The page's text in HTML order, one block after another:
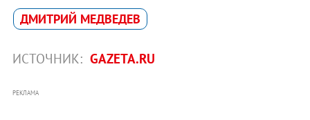
ДМИТРИЙ МЕДВЕДЕВ
ИСТОЧНИК: GAZETA.RU
РЕКЛАМА